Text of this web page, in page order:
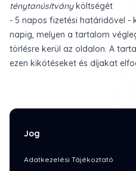
ténytanúsítványköltségét
- 5 napos fizetési határidővel -
napig, melyen a tartalom
törlésre kerül az oldalon. A
ezen kikötéseket és díjakat
Jog
Adatkezelési Tájékoztató